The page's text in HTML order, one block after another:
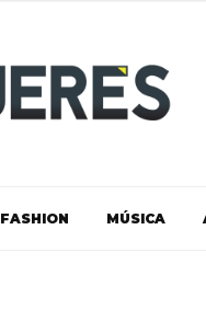
FASHION MÚSICA